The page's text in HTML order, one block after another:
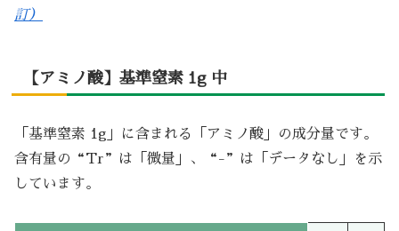
訂）
【アミノ酸】基準窒素 1g 中
「基準窒素 1g」に含まれる「アミノ酸」の成分量です。
含有量の“Tr”は「微量」、“-”は「データなし」を示
しています。